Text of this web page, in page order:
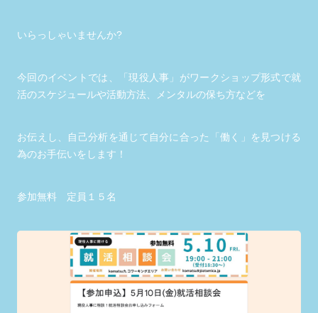
いらっしゃいませんか?
今回のイベントでは、「現役人事」がワークショップ形式で就
活のスケジュールや活動方法、メンタルの保ち方などを
お伝えし、自己分析を通じて自分に合った「働く」を見つける
為のお手伝いをします！
参加無料 定員１５名